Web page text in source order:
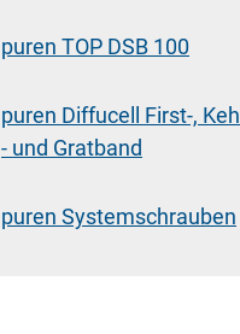
puren TOP DSB 100
puren Diffucell First-, Kehl
- und Gratband
puren Systemschrauben